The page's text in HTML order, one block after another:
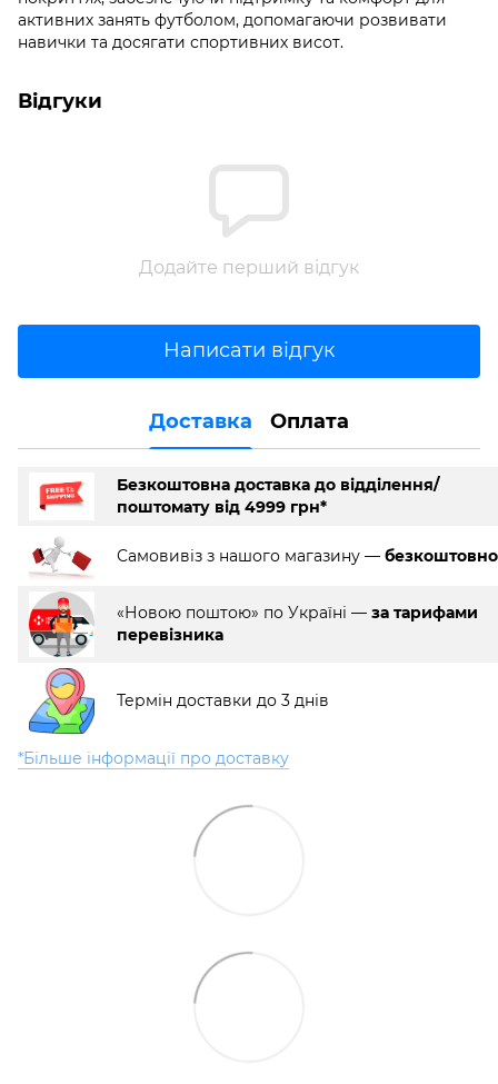
активних занять футболом, допомагаючи розвивати
навички та досягати спортивних висот.
Відгуки
Додайте перший відгук
Написати відгук
Доставка Оплата
Безкоштовна доставка до відділення/
поштомату від 4999 грн*
Самовивіз з нашого магазину — безкоштовно
«Новою поштою» по Україні — за тарифами
перевізника
Термін доставки до 3 днів
*Більше інформації про доставку